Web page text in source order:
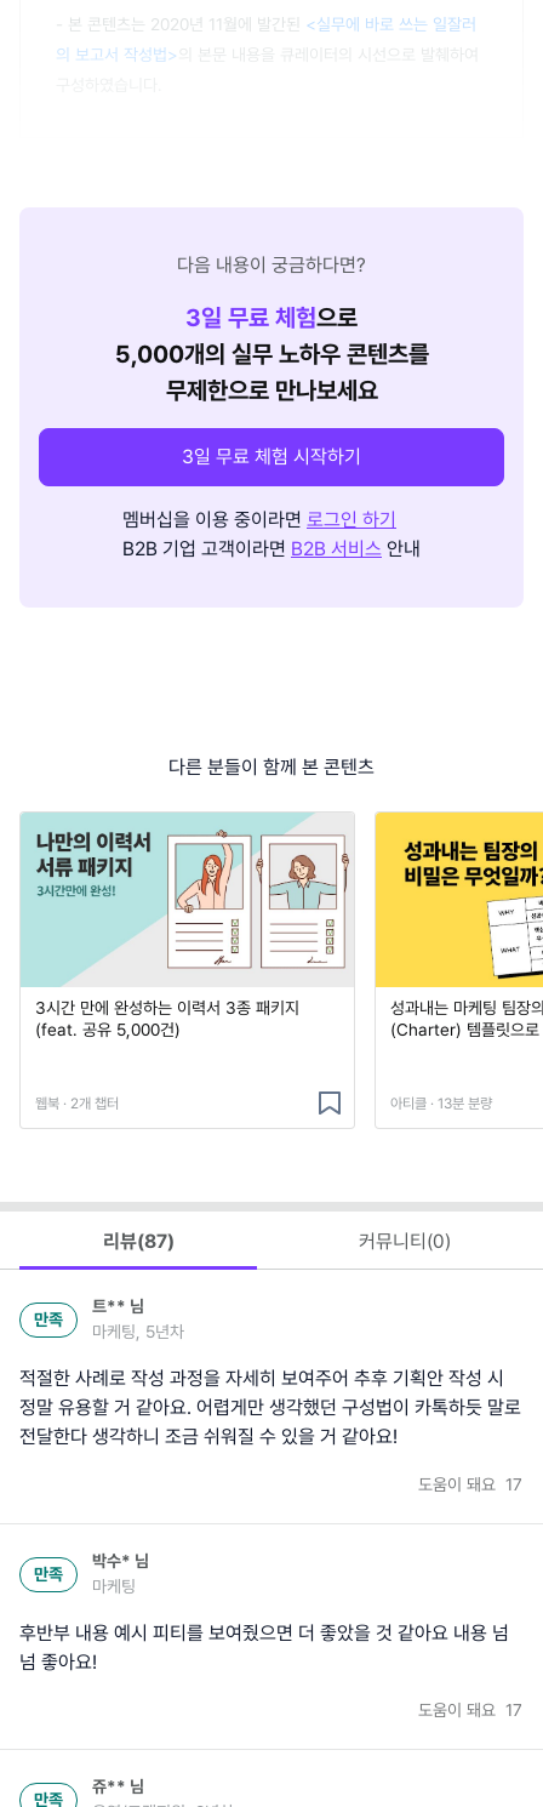
- 본 콘텐츠는 2020년 11월에 발간된 <실무에 바로 쓰는 일잘러
의 보고서 작성법>
의 본문 내용을 큐레이터의 시선으로 발췌하여
다음 내용이 궁금하다면?
3일 무료 체험으로
5,000개의 실무 노하우 콘텐츠를
무제한으로 만나보세요
3일 무료 체험 시작하기
멤버십을 이용 중이라면 로그인 하기
B2B 기업 고객이라면 B2B 서비스 안내
다른 분들이 함께 본 콘텐츠
3시간 만에 완성하는 이력서 3종 패키지
(feat. 공유 5,000건)
웹북 · 2개 챕터
성과내는 마케팅 팀장
(Charter) 템플릿으로
아티클 · 13분 분량
리뷰(87) 커뮤니티(0)
만족
트** 님
마케팅, 5년차
적절한 사례로 작성 과정을 자세히 보여주어 추후 기획안 작성 시
정말 유용할 거 같아요. 어렵게만 생각했던 구성법이 카톡하듯 말로
전달한다 생각하니 조금 쉬워질 수 있을 거 같아요!
도움이 돼요 17
만족
박수* 님
마케팅
후반부 내용 예시 피티를 보여줬으면 더 좋았을 것 같아요 내용 넘
넘 좋아요!
도움이 돼요 17
만족
쥬** 님